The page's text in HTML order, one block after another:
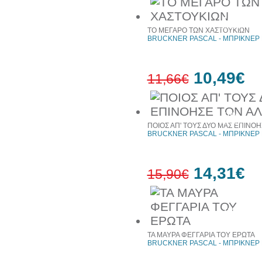
10%
έκπτωση
10%
έκπτωση
ΤΟ ΜΕΓΑΡΟ ΤΩΝ ΧΑΣΤΟΥΚΙΩΝ
BRUCKNER PASCAL -
11,66€ 10,49€
10%
ΠΟΙΟΣ ΑΠ' ΤΟΥΣ ΔΥΟ ΜΑΣ
BRUCKNER PASCAL -
15,90€ 14,31€
ΤΑ ΜΑΥΡΑ ΦΕΓΓΑΡΙΑ ΤΟΥ ΕΡΩΤΑ
BRUCKNER PASCAL -